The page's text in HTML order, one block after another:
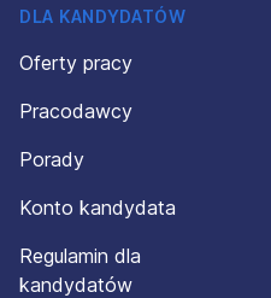
DLA KANDYDATÓW
Oferty pracy
Pracodawcy
Porady
Konto kandydata
Regulamin dla
kandydatów